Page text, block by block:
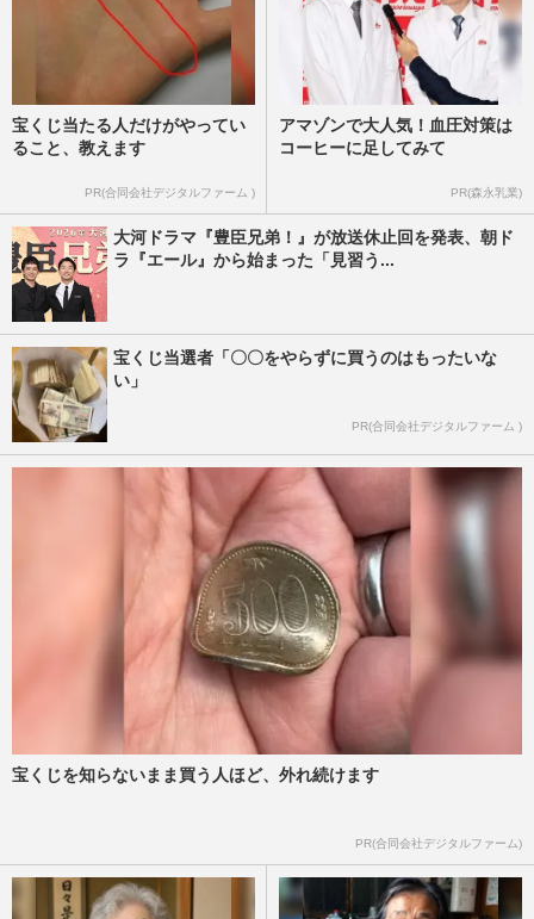
宝くじ当たる人だけがやってい
ること、教えます
PR(合同会社デジタルファーム )
アマゾンで大人気！血圧対策は
コーヒーに足してみて
PR(森永乳業)
大河ドラマ『豊臣兄弟！』が放送休止回を発表、朝ド
ラ『エール』から始まった「見習う...
宝くじ当選者「〇〇をやらずに買うのはもったいな
い」
PR(合同会社デジタルファーム )
宝くじを知らないまま買う人ほど、外れ続けます
PR(合同会社デジタルファーム)